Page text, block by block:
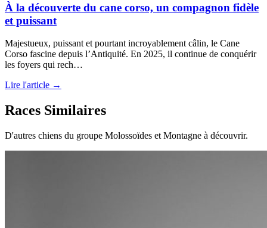
À la découverte du cane corso, un compagnon fidèle
et puissant
Majestueux, puissant et pourtant incroyablement câlin, le Cane
Corso fascine depuis l’Antiquité. En 2025, il continue de conquérir
les foyers qui rech…
Lire l'article →
Races Similaires
D'autres chiens du groupe Molossoïdes et Montagne à découvrir.